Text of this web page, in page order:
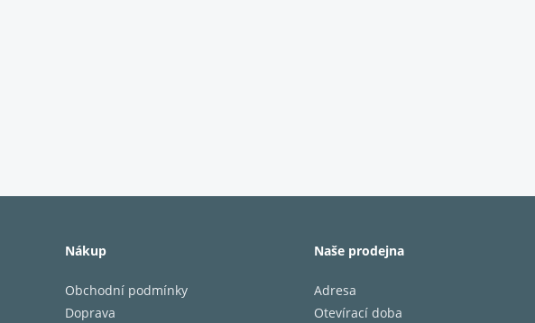
Nákup
Obchodní podmínky
Doprava
Naše prodejna
Adresa
Otevírací doba